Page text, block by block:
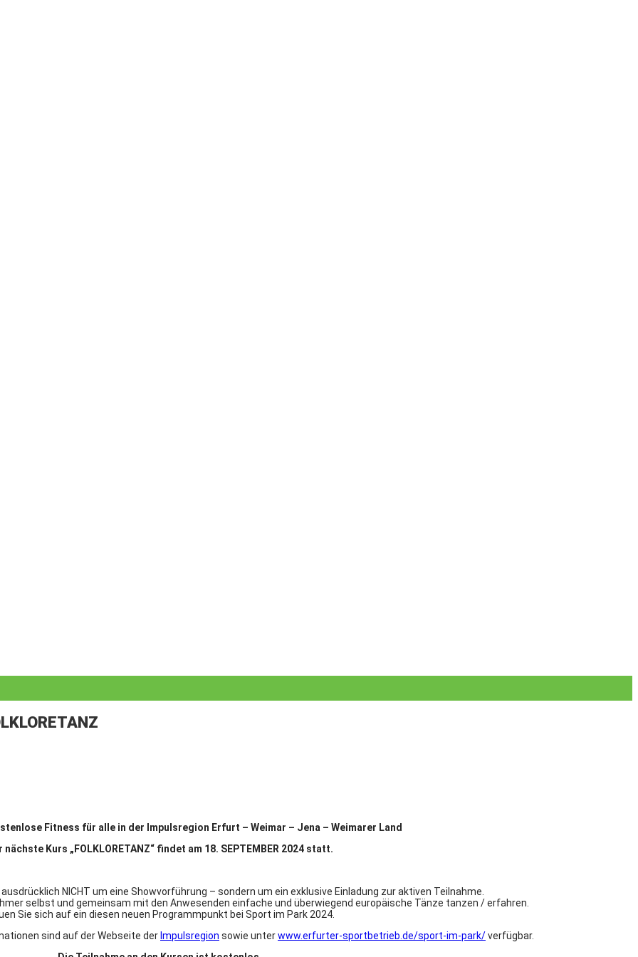
Fitness für alle in der Impulsregion Erfurt – Weimar – Jena – Weimarer Land
nächste Kurs „FOLKLORETANZ“ findet am 18. SEPTEMBER 2024 statt.
NICHT um eine Showvorführung – sondern um ein exklusive Einladung zur aktiven Teilnahme.
selbst und gemeinsam mit den Anwesenden einfache und überwiegend europäische Tänze tanzen / erfahren.
Sie sich auf ein diesen neuen Programmpunkt bei Sport im Park 2024.
sind auf der Webseite derImpulsregion sowie unterwww.erfurter-sportbetrieb.de/sport-im-park/verfügbar.